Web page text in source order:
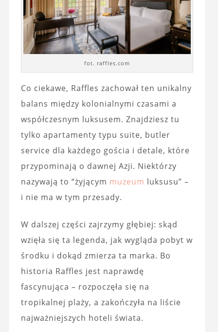
fot. raffles.com
Co ciekawe, Raffles zachował ten unikalny
balans między kolonialnymi czasami a
współczesnym luksusem. Znajdziesz tu
tylko apartamenty typu suite, butler
service dla każdego gościa i detale, które
przypominają o dawnej Azji. Niektórzy
nazywają to “żyjącym muzeum luksusu” –
i nie ma w tym przesady.
W dalszej części zajrzymy głębiej: skąd
wzięła się ta legenda, jak wygląda pobyt w
środku i dokąd zmierza ta marka. Bo
historia Raffles jest naprawdę
fascynująca – rozpoczęła się na
tropikalnej plaży, a zakończyła na liście
najważniejszych hoteli świata.